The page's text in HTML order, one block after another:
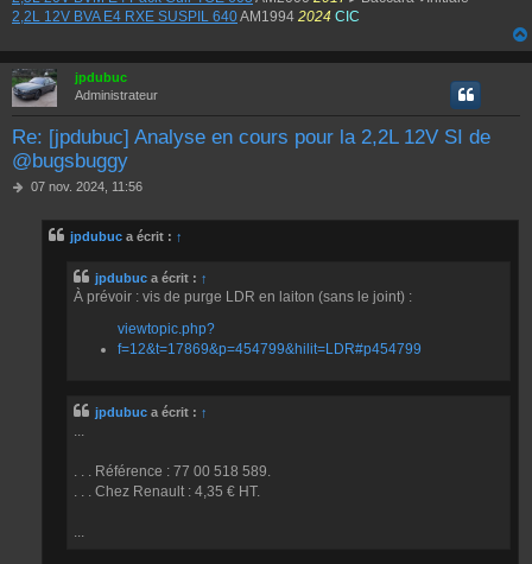
2,2L 12V BVA E4 RXE SUSPIL 640AM1994 2024 CIC
jpdubuc
Administrateur
Re: [jpdubuc] Analyse en cours pour la 2,2L 12V SI de
@bugsbuggy
M
07 nov. 2024, 11:56
jpdubuc a écrit : ↑
jpdubuc a écrit : ↑
À prévoir : vis de purge LDR en laiton (sans le joint) :
viewtopic.php?
f=12&t=17869&p=454799&hilit=LDR#p454799
jpdubuc a écrit : ↑
...
. . . Référence : 77 00 518 589.
. . . Chez Renault : 4,35 € HT.
...